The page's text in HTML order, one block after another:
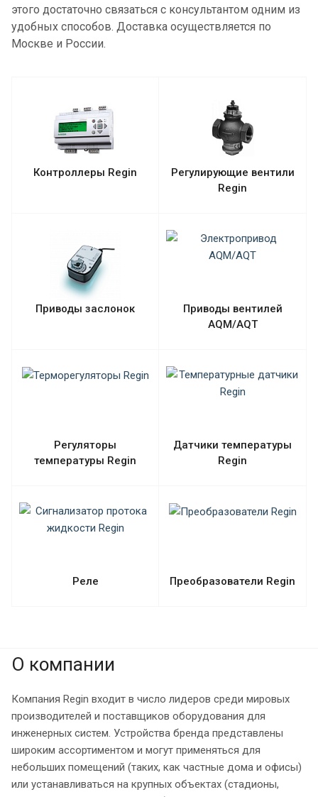
этого достаточно связаться с консультантом одним из
удобных способов. Доставка осуществляется по
Москве и России.
Контроллеры Regin
Регулирующие вентили
Regin
Приводы заслонок
Приводы вентилей
AQM/AQT
Регуляторы
температуры Regin
Датчики температуры
Regin
Реле Преобразователи Regin
О компании
Компания Regin входит в число лидеров среди мировых
производителей и поставщиков оборудования для
инженерных систем. Устройства бренда представлены
широким ассортиментом и могут применяться для
небольших помещений (таких, как частные дома и офисы)
или устанавливаться на крупных объектах (стадионы,